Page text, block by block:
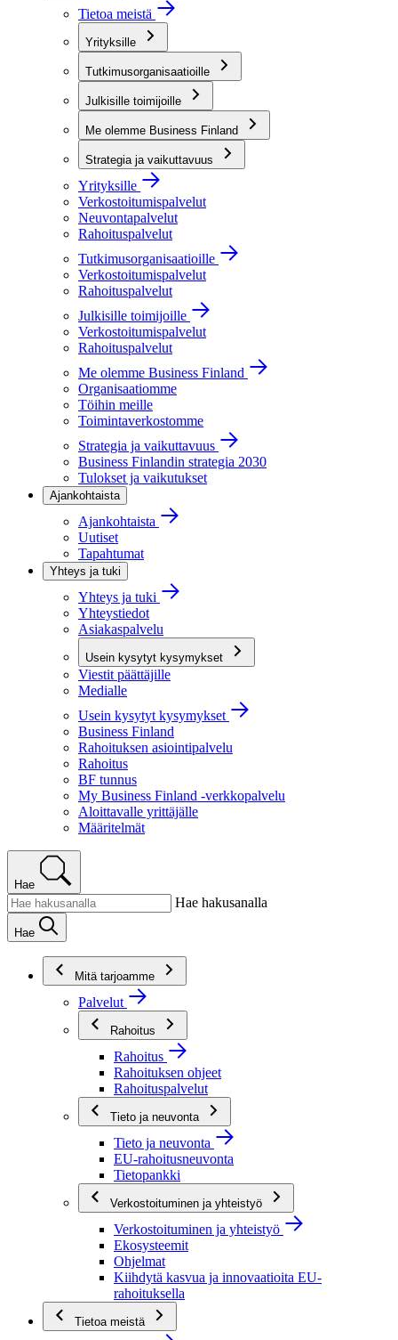
Tietoa meistä
Yrityksille
Tutkimusorganisaatioille
Julkisille toimijoille
Me olemme Business Finland
Strategia ja vaikuttavuus
Yrityksille
Verkostoitumispalvelut
Neuvontapalvelut
Rahoituspalvelut
Tutkimusorganisaatioille
Verkostoitumispalvelut
Rahoituspalvelut
Julkisille toimijoille
Verkostoitumispalvelut
Rahoituspalvelut
Me olemme Business Finland
Organisaatiomme
Töihin meille
Toimintaverkostomme
Strategia ja vaikuttavuus
Business Finlandin strategia 2030
Tulokset ja vaikutukset
Ajankohtaista
Ajankohtaista
Uutiset
Tapahtumat
Yhteys ja tuki
Yhteys ja tuki
Yhteystiedot
Asiakaspalvelu
Usein kysytyt kysymykset
Viestit päättäjille
Medialle
Usein kysytyt kysymykset
Business Finland
Rahoituksen asiointipalvelu
Rahoitus
BF tunnus
My Business Finland -verkkopalvelu
Aloittavalle yrittäjälle
Määritelmät
Hae
Hae hakusanalla
Hae
Mitä tarjoamme
Palvelut
Rahoitus
Rahoitus
Rahoituksen ohjeet
Rahoituspalvelut
Tieto ja neuvonta
Tieto ja neuvonta
EU-rahoitusneuvonta
Tietopankki
Verkostoituminen ja yhteistyö
Verkostoituminen ja yhteistyö
Ekosysteemit
Ohjelmat
Kiihdytä kasvua ja innovaatioita EU-
rahoituksella
Tietoa meistä